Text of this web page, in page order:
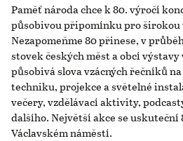
Paměť národa chce k 80. výročí
působivou připomínku pro
Nezapomeňme 80 přinese, v
stovek českých měst a obcí
působivá slova vzácných řečníků
techniku, projekce a světelné
večery, vzdělávací aktivity,
dalšího. Největší akce se uskuteční
Václavském náměstí.